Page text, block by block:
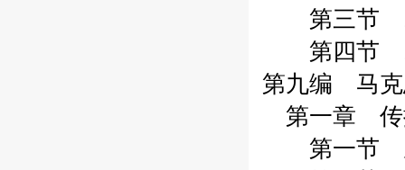
第三节
第四节
第九编 马克
第一章 传
第一节 从